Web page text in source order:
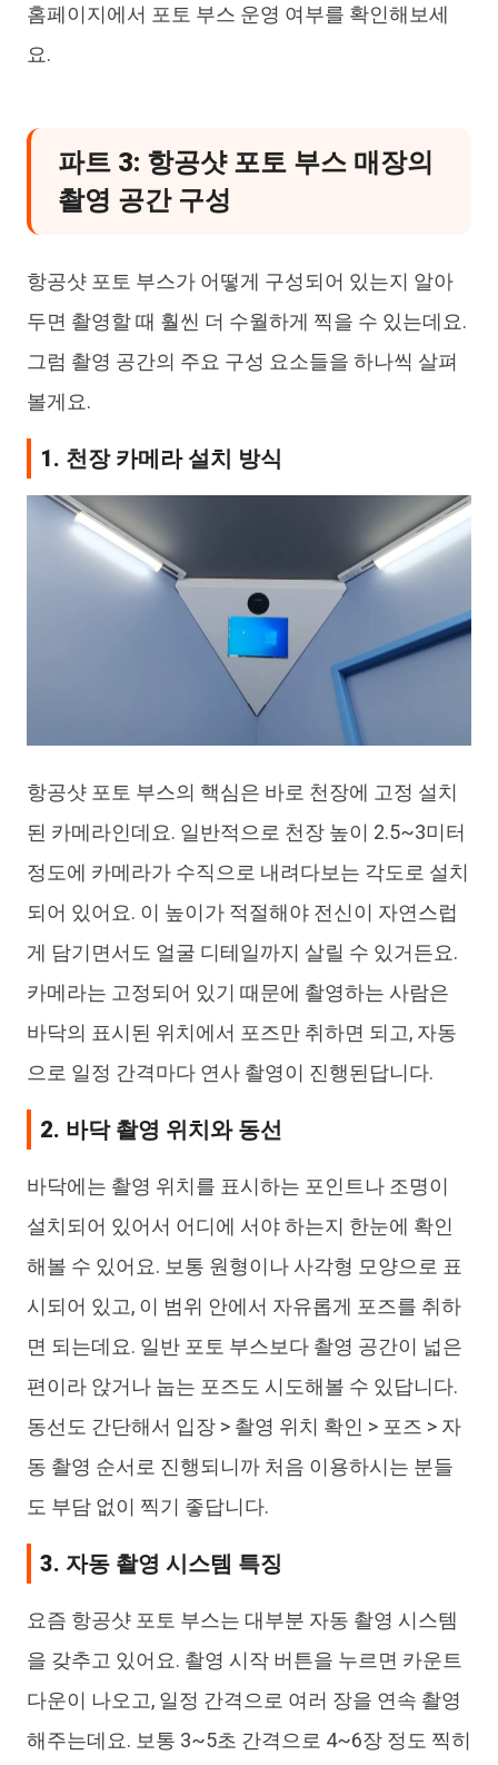
홈페이지에서 포토 부스 운영 여부를 확인해보세
요.
파트 3: 항공샷 포토 부스 매장의
촬영 공간 구성
항공샷 포토 부스가 어떻게 구성되어 있는지 알아
두면 촬영할 때 훨씬 더 수월하게 찍을 수 있는데요.
그럼 촬영 공간의 주요 구성 요소들을 하나씩 살펴
볼게요.
1. 천장 카메라 설치 방식
항공샷 포토 부스의 핵심은 바로 천장에 고정 설치
된 카메라인데요. 일반적으로 천장 높이 2.5~3미터
정도에 카메라가 수직으로 내려다보는 각도로 설치
되어 있어요. 이 높이가 적절해야 전신이 자연스럽
게 담기면서도 얼굴 디테일까지 살릴 수 있거든요.
카메라는 고정되어 있기 때문에 촬영하는 사람은
바닥의 표시된 위치에서 포즈만 취하면 되고, 자동
으로 일정 간격마다 연사 촬영이 진행된답니다.
2. 바닥 촬영 위치와 동선
바닥에는 촬영 위치를 표시하는 포인트나 조명이
설치되어 있어서 어디에 서야 하는지 한눈에 확인
해볼 수 있어요. 보통 원형이나 사각형 모양으로 표
시되어 있고, 이 범위 안에서 자유롭게 포즈를 취하
면 되는데요. 일반 포토 부스보다 촬영 공간이 넓은
편이라 앉거나 눕는 포즈도 시도해볼 수 있답니다.
동선도 간단해서 입장 > 촬영 위치 확인 > 포즈 > 자
동 촬영 순서로 진행되니까 처음 이용하시는 분들
도 부담 없이 찍기 좋답니다.
3. 자동 촬영 시스템 특징
요즘 항공샷 포토 부스는 대부분 자동 촬영 시스템
을 갖추고 있어요. 촬영 시작 버튼을 누르면 카운트
다운이 나오고, 일정 간격으로 여러 장을 연속 촬영
해주는데요. 보통 3~5초 간격으로 4~6장 정도 찍히